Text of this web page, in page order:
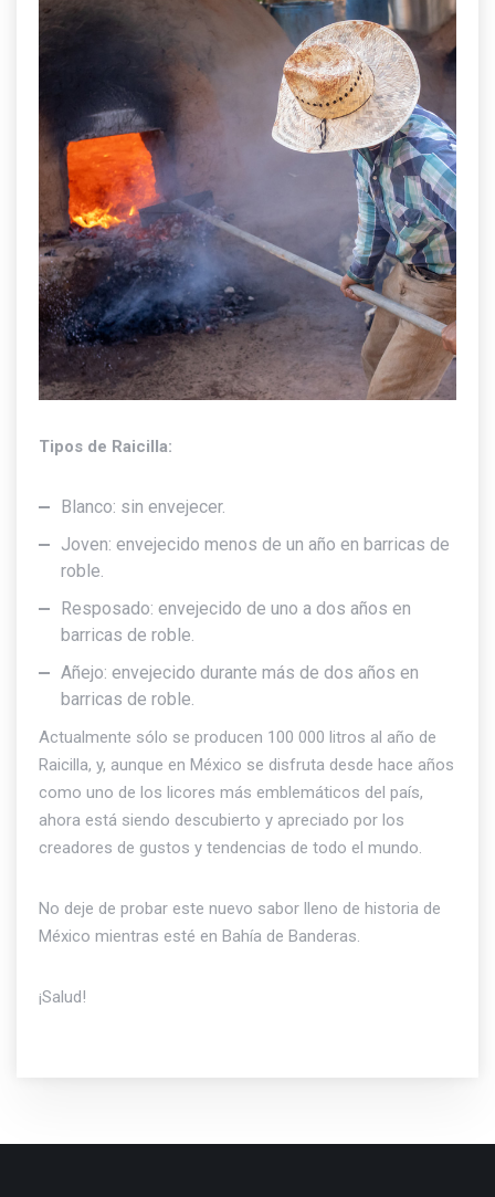
Tipos de Raicilla:
Blanco: sin envejecer.
Joven: envejecido menos de un año en barricas de
roble.
Resposado: envejecido de uno a dos años en
barricas de roble.
Añejo: envejecido durante más de dos años en
barricas de roble.
Actualmente sólo se producen 100 000 litros al año de
Raicilla, y, aunque en México se disfruta desde hace años
como uno de los licores más emblemáticos del país,
ahora está siendo descubierto y apreciado por los
creadores de gustos y tendencias de todo el mundo.
No deje de probar este nuevo sabor lleno de historia de
México mientras esté en Bahía de Banderas.
¡Salud!